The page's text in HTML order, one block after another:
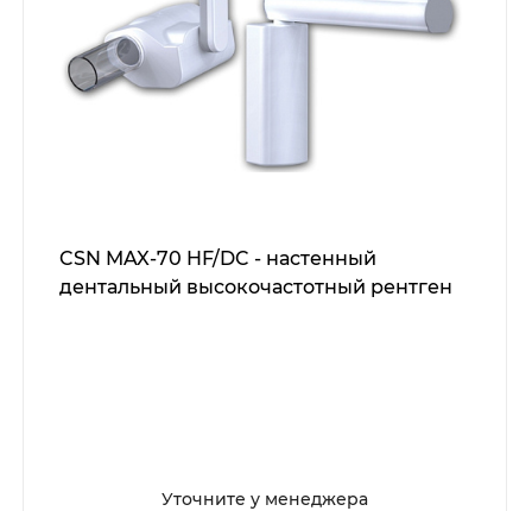
CSN MAX-70 HF/DC - настенный
дентальный высокочастотный рентген
Уточните у менеджера